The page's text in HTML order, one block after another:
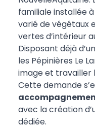
familiale installée
varié de végétaux
vertes d’intérieur
Disposant déjà
les Pépinières Le
image et travailler
Cette demande
avec la création
dédiée.